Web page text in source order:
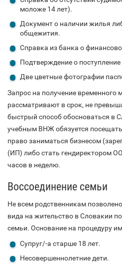
моложе 14 лет).
Документ о наличии жилья
общежития.
Справка из банка о
Подтверждение о
Две цветные фотографии
Запрос на получение временного
рассматривают в срок, не
быстрый способ обосноваться в
учебным ВНЖ обязуется
право заниматься бизнесом
(ИП) либо стать гендиректором
часов в неделю.
Воссоединение семьи
Не всем родственникам
вида на жительство в Словакии
семьи. Основание на процедуру
Супруг/-а старше 18 лет.
Несовершеннолетние дети.